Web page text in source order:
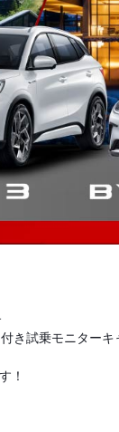
き試乗モニターキ
！